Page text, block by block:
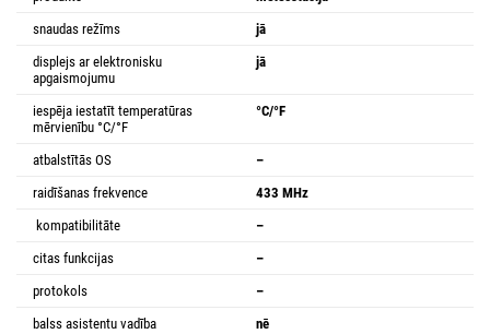
snaudas režīms
jā
displejs ar elektronisku
apgaismojumu
jā
iespēja iestatīt temperatūras
mērvienību °C/°F
°C/°F
atbalstītās OS
–
raidīšanas frekvence
433 MHz
kompatibilitāte
–
citas funkcijas
–
protokols
–
balss asistentu vadība
nē